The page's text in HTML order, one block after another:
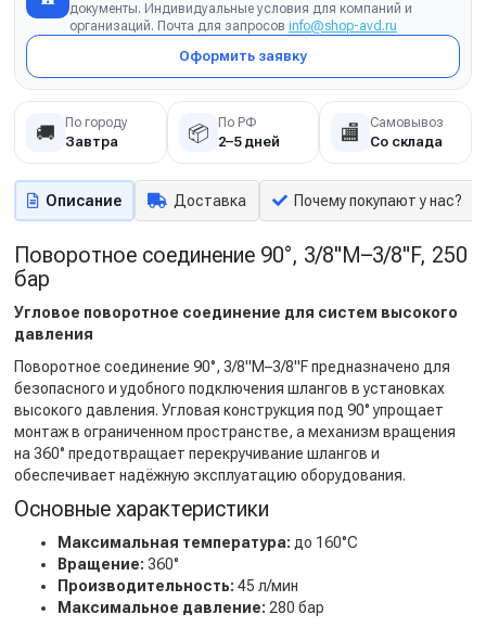
документы. Индивидуальные условия для компаний и
организаций. Почта для запросов info@shop-avd.ru
Оформить заявку
🚚 По городу
Завтра 📦 По РФ
2–5 дней 🏬 Самовывоз
Со склада
Описание Доставка Почему покупают у нас?
Поворотное соединение 90°, 3/8"M–3/8"F, 250
бар
Угловое поворотное соединение для систем высокого
давления
Поворотное соединение 90°, 3/8"M–3/8"F предназначено для
безопасного и удобного подключения шлангов в установках
высокого давления. Угловая конструкция под 90° упрощает
монтаж в ограниченном пространстве, а механизм вращения
на 360° предотвращает перекручивание шлангов и
обеспечивает надёжную эксплуатацию оборудования.
Основные характеристики
Максимальная температура: до 160°C
Вращение: 360°
Производительность: 45 л/мин
Максимальное давление: 280 бар